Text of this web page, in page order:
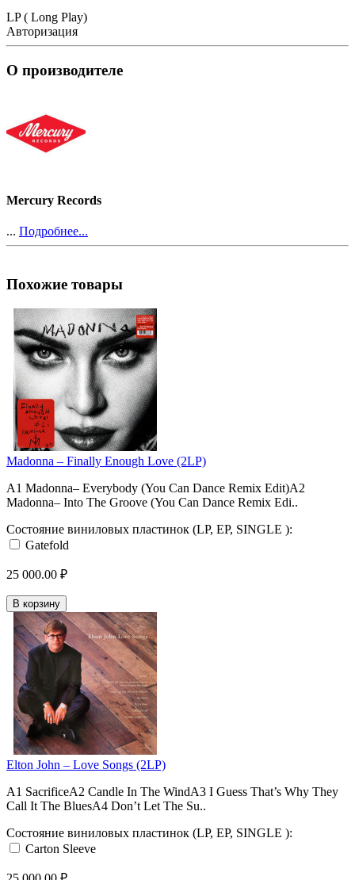
LP ( Long Play)
Авторизация
О производителе
Mercury Records
... Подробнее...
Похожие товары
Madonna – Finally Enough Love (2LP)
A1 Madonna– Everybody (You Can Dance Remix Edit)A2
Madonna– Into The Groove (You Can Dance Remix Edi..
Состояние виниловых пластинок (LP, EP, SINGLE ):
Gatefold
25 000.00 ₽
В корзину
Elton John – Love Songs (2LP)
A1 SacrificeA2 Candle In The WindA3 I Guess That’s Why They
Call It The BluesA4 Don’t Let The Su..
Состояние виниловых пластинок (LP, EP, SINGLE ):
Carton Sleeve